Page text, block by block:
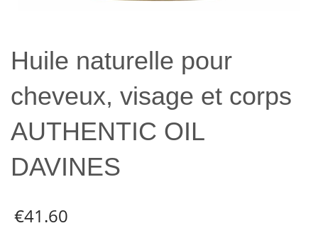
Huile naturelle pour
cheveux, visage et corps
AUTHENTIC OIL
DAVINES
€41.60